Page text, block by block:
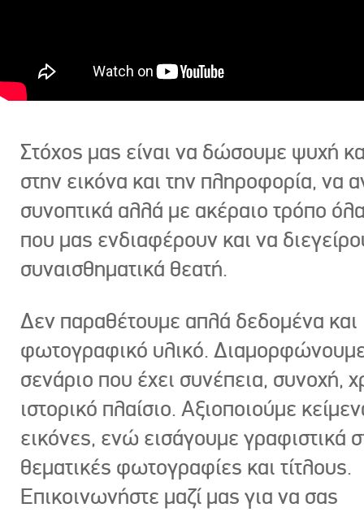
Στόχος μας είναι να δώσουμε ψυχή
στην εικόνα και την πληροφορία, να
συνοπτικά αλλά με ακέραιο τρόπο
που μας ενδιαφέρουν και να
συναισθηματικά θεατή.
Δεν παραθέτουμε απλά δεδομένα και
φωτογραφικό υλικό.
σενάριο που έχει συνέπεια, συνοχή,
ιστορικό πλαίσιο. Αξιοποιούμε
εικόνες, ενώ εισάγουμε γραφιστικά
θεματικές φωτογραφίες και τίτλους.
Επικοινωνήστε μαζί μας για να σας